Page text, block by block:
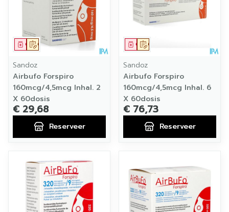
Op voorschrift
Geneesmiddel
Sandoz
Airbufo Forspiro
160mcg/4,5mcg Inhal. 2
X 60dosis
€ 29,68
Reserveer
Op voorschrift
Geneesmiddel
Sandoz
Airbufo Forspiro
160mcg/4,5mcg Inhal. 6
X 60dosis
€ 76,73
Reserveer